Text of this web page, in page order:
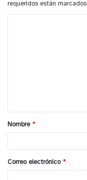
requeridos están marcados
a
r
*
Nombre *
Correo electrónico *